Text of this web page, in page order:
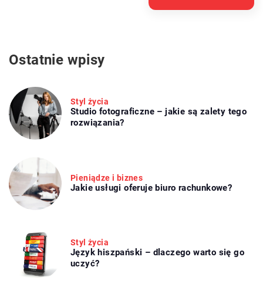
Ostatnie wpisy
Styl życia
Studio fotograficzne – jakie są zalety tego
rozwiązania?
Pieniądze i biznes
Jakie usługi oferuje biuro rachunkowe?
Styl życia
Język hiszpański – dlaczego warto się go
uczyć?